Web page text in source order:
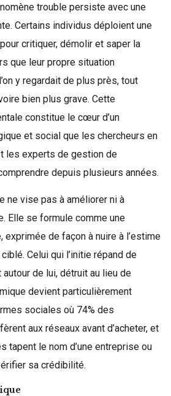
trouble persiste avec une
Certains individus déploient une
critiquer, démolir et saper la
que leur propre situation
y regardait de plus près, tout
bien plus grave. Cette
constitue le cœur d’un
et social que les chercheurs en
les experts de gestion de
depuis plusieurs années.
ne vise pas à améliorer ni à
Elle se formule comme une
de façon à nuire à l’estime
Celui qui l’initie répand de
autour de lui, détruit au lieu de
devient particulièrement
sociales où 74% des
aux réseaux avant d’acheter, et
tapent le nom d’une entreprise ou
sa crédibilité.